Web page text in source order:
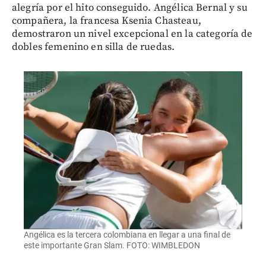
alegría por el hito conseguido. Angélica Bernal y su
compañera, la francesa Ksenia Chasteau,
demostraron un nivel excepcional en la categoría de
dobles femenino en silla de ruedas.
Angélica es la tercera colombiana en llegar a una final de
este importante Gran Slam. FOTO: WIMBLEDON